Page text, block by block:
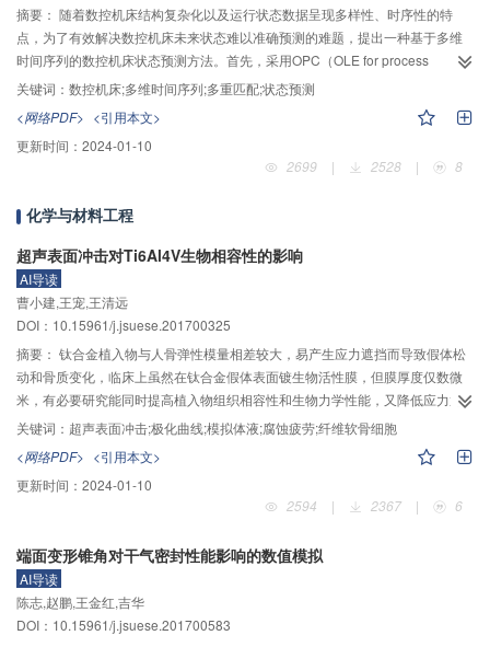
摘要： 随着数控机床结构复杂化以及运行状态数据呈现多样性、时序性的特
点，为了有效解决数控机床未来状态难以准确预测的难题，提出一种基于多维
时间序列的数控机床状态预测方法。首先，采用OPC（OLE for process
control）技术进行数控机床状态数据采集，结合Min-max标准化和自回归移动
平均模型完成了数据预处理，建立了多维时间序列状态模型及度量模型，采用
特征向量、特征趋势距离标示状态模型，并利用差异度进行多维时间序列状态
匹配分析。其次，通过建立时间窗口滑动模型，利用时间窗口长度和滑动时长
获取数控机床历史状态集合，进一步提出基于窗口滑动的多重匹配技术，利用
并根据相似性阈值得到最优滑动时长和预测时长。然后，采用密度空间聚类算
法进行状态序列分析，得到了表征机床当前时刻状态的最佳历史状态矩阵，并
以此状态的下一时刻作为预测状态。最后，对数控机床主轴四项参数开展了数
控机床状态预测实验，通过状态序列相似性分析得到最佳预测时长为24 s，滑
动单位为2 s，并利用状态序列聚类分析完成状态序列匹配。预测结果表明，基
于多维时间序列的状态预测方法的最大误差、平均误差、均方误差和相对误差
均低于传统的AR预测模型，验证了所提出的状态预测方法的有效性和准确性。
关键词： 数控机床;多维时间序列;多重匹配;状态预测
<网络PDF> <引用本文>
更新时间： 2024-01-10
2699
| 2528 | 8
化学与材料工程
超声表面冲击对Ti6Al4V生物相容性的影响
AI导读
曹小建,王宠,王清远
DOI：10.15961/j.jsuese.201700325
摘要： 钛合金植入物与人骨弹性模量相差较大，易产生应力遮挡而导致假体松
动和骨质变化，临床上虽然在钛合金假体表面镀生物活性膜，但膜厚度仅数微
米，有必要研究能同时提高植入物组织相容性和生物力学性能，又降低应力遮
挡效应的方法。在静荷载25 N、振幅30 μm、冲击数36 000次/mm
Ti6Al4V钛合金进行超声表面冲击强化（UNSM）处理，对UNSM处理后的表面
形貌、强塑性变形层（表面纳米层）、模拟体液中的极化曲线、腐蚀形貌、表
面沉积物、预腐蚀两周后的疲劳行为、纤维软骨细胞的黏附等进行分析，并与
复合表面（UNSM+TiN镀膜）处理试样进行对比。结果表明：超声冲击后表层
增强了，但模拟体液预浸泡两周后Ti6Al4V钛合金108周次的疲劳强度仍被显著
提升；内部裂纹均萌生于100～250 μm深的粗晶变形层内，因为该粗晶变形层
内残余压应力迅速减小，塑性和韧性较表面纳米层低；经模拟体液浸泡后，纳
米表面形成的钙磷沉积物结节显著增多；表面积的增加和合适的表面粗糙度促
关键词： 超声表面冲击;极化曲线;模拟体液;腐蚀疲劳;纤维软骨细胞
<网络PDF> <引用本文>
更新时间： 2024-01-10
2594
| 2367 | 6
端面变形锥角对干气密封性能影响的数值模拟
AI导读
陈志,赵鹏,王金红,吉华
DOI：10.15961/j.jsuese.201700583